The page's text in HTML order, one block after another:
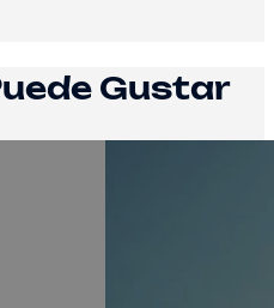
Gustar